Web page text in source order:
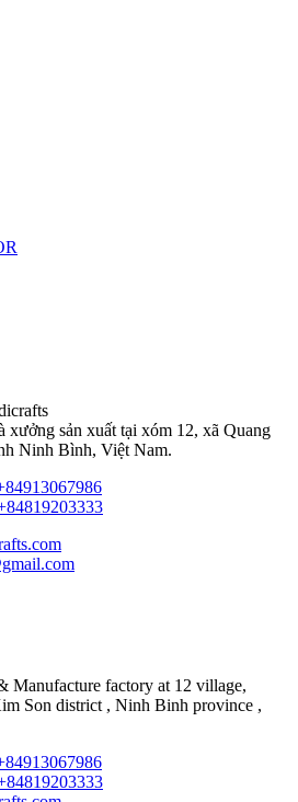
sản xuất tại xóm 12, xã Quang
Ninh Bình, Việt Nam.
Manufacture factory at 12 village,
Son district , Ninh Binh province ,